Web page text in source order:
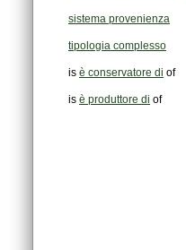
sistema provenienza
tipologia complesso
is è conservatore di of
is è produttore di of